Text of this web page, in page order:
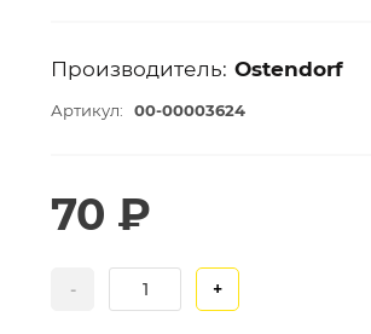
Производитель: Ostendorf
Артикул: 00-00003624
- +
70 ₽